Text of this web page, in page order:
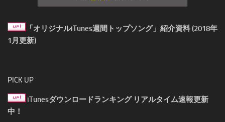
「オリジナルiTunes週間トップソング」紹介資料 (2018年
1月更新)
PICK UP
iTunesダウンロードランキング リアルタイム速報更新
中！